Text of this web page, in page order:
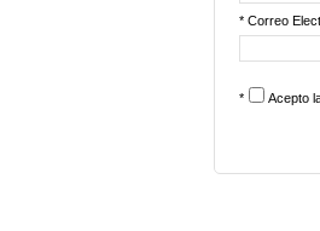
* Correo
* Acepto